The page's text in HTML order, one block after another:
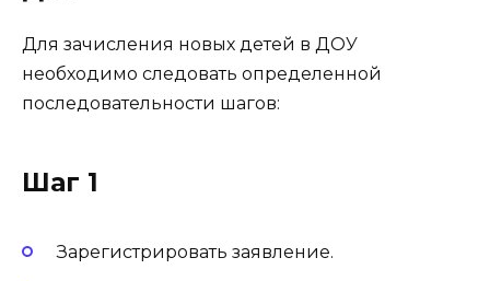
Для зачисления новых детей в ДОУ
необходимо следовать определенной
последовательности шагов:
Шаг 1
Зарегистрировать заявление.